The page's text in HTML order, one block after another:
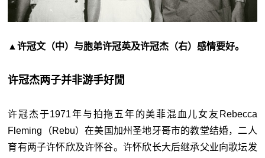
▲许冠文（中）与胞弟许冠英及许冠杰（右）感情要好。
许冠杰两子并非游手好閒
许冠杰于1971年与拍拖五年的美菲混血儿女友Rebecca
Fleming（Rebu）在美国加州圣地牙哥市的教堂结婚，二人
育有两子许怀欣及许怀谷。许怀欣长大后继承父业向歌坛发